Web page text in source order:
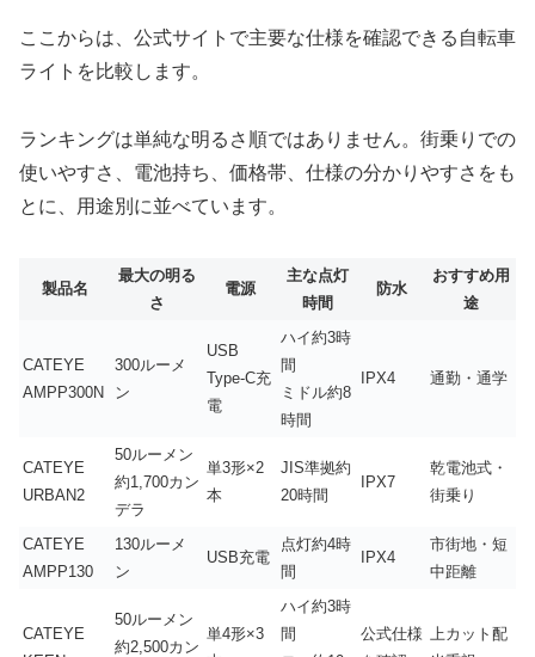
ここからは、公式サイトで主要な仕様を確認できる自転車
ライトを比較します。
ランキングは単純な明るさ順ではありません。街乗りでの
使いやすさ、電池持ち、価格帯、仕様の分かりやすさをも
とに、用途別に並べています。
製品名
最大の明る
さ
電源
主な点灯
時間
防水
おすすめ用
途
CATEYE
AMPP300N
300ルーメ
ン
USB
Type-C充
電
ハイ約3時
間
ミドル約8
時間
IPX4 通勤・通学
CATEYE
URBAN2
50ルーメン
約1,700カン
デラ
単3形×2
本
JIS準拠約
20時間
IPX7
乾電池式・
街乗り
CATEYE
AMPP130
130ルーメ
ン
USB充電
点灯約4時
間
IPX4
市街地・短
中距離
CATEYE
50ルーメン
約2,500カン
単4形×3
ハイ約3時
間
公式仕様
上カット配